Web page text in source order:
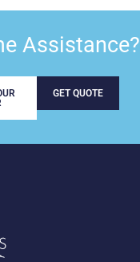
Assistance?
GET QUOTE